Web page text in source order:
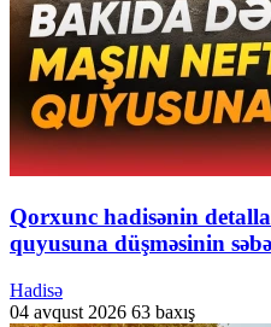
Qorxunc hadisənin
quyusuna düşməsinin
Hadisə
04 avqust 2026 63 baxış